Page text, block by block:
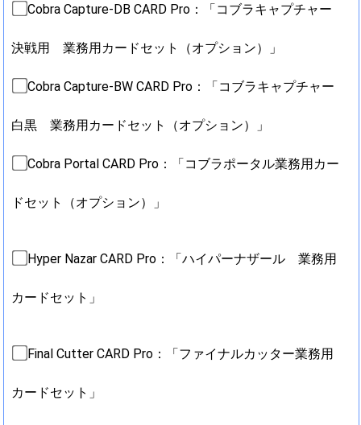
Cobra Capture-DB CARD Pro：「コブラキャプチャー
決戦用 業務用カードセット（オプション）」
Cobra Capture-BW CARD Pro：「コブラキャプチャー
白黒 業務用カードセット（オプション）」
Cobra Portal CARD Pro：「コブラポータル業務用カー
ドセット（オプション）」
Hyper Nazar CARD Pro：「ハイパーナザール 業務用
カードセット」
Final Cutter CARD Pro：「ファイナルカッター業務用
カードセット」